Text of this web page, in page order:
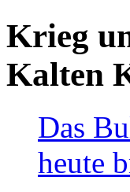
Krieg
Kalten
Das
heute